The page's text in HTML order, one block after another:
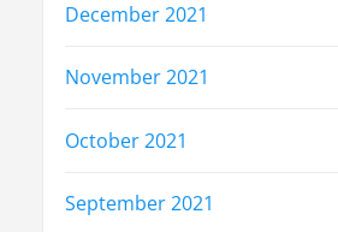
December 2021
November 2021
October 2021
September 2021